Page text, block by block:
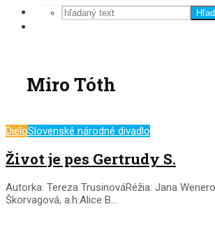
Miro Tóth
DieloSlovenské národné divadlo
Život je pes Gertrudy S.
Autorka: Tereza TrusinováRéžia: Jana
Škorvagová, a.h.Alice B...